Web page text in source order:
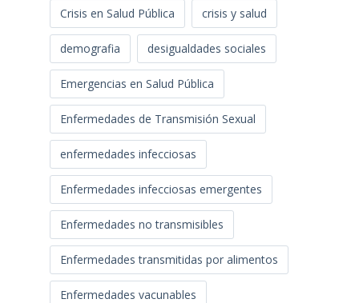
Crisis en Salud Pública crisis y salud
demografia desigualdades sociales
Emergencias en Salud Pública
Enfermedades de Transmisión Sexual
enfermedades infecciosas
Enfermedades infecciosas emergentes
Enfermedades no transmisibles
Enfermedades transmitidas por alimentos
Enfermedades vacunables